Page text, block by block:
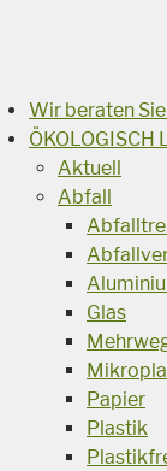
Wir beraten
ÖKOLOGISCH
Aktuell
Abfall
Glas
Papier
Plastik